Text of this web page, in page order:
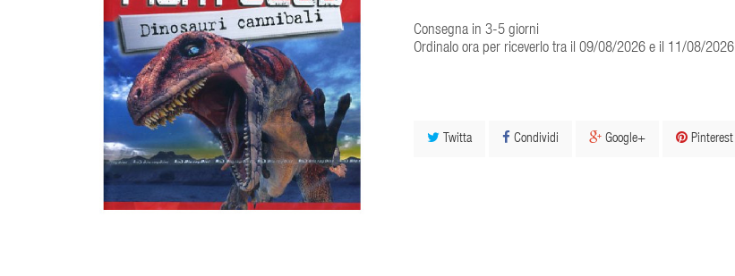
Consegna in 3-5 giorni
Ordinalo ora per riceverlo tra il 09/08/2026 e il 11/08/2026
Twitta Condividi Google+ Pinterest